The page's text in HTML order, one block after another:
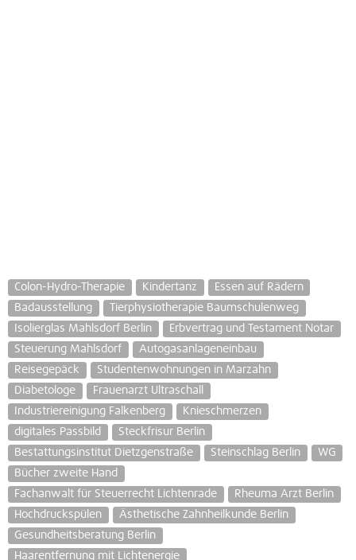
Colon-Hydro-Therapie Kindertanz
Essen auf Rädern
Badausstellung
Tierphysiotherapie Baumschulenweg
Isolierglas Mahlsdorf Berlin
Erbvertrag und Testament Notar
Steuerung Mahlsdorf
Autogasanlageneinbau
Reisegepäck
Studentenwohnungen in Marzahn
Diabetologe
Frauenarzt Ultraschall
Industriereinigung Falkenberg
Knieschmerzen
digitales Passbild
Steckfrisur Berlin
Bestattungsinstitut Dietzgenstraße
Steinschlag Berlin
WG
Bücher zweite Hand
Fachanwalt für Steuerrecht Lichtenrade
Rheuma Arzt Berlin
Hochdruckspülen
Ästhetische Zahnheilkunde Berlin
Gesundheitsberatung Berlin
Haarentfernung mit Lichtenergie